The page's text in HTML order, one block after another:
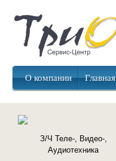
З/Ч Теле-, Видео-,
Аудиотехника
О компании Главная